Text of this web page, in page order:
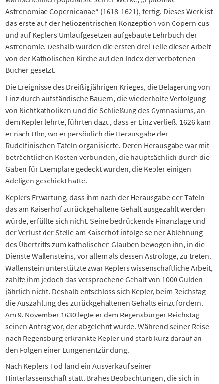
Astronomiae Copernicanae“ (1618-1621), fertig. Dieses Werk ist
das erste auf der heliozentrischen Konzeption von Copernicus
und auf Keplers Umlaufgesetzen aufgebaute Lehrbuch der
Astronomie. Deshalb wurden die ersten drei Teile dieser Arbeit
von der Katholischen Kirche auf den Index der verbotenen
Bücher gesetzt.
Die Ereignisse des Dreißigjährigen Krieges, die Belagerung von
Linz durch aufständische Bauern, die wiederholte Verfolgung
von Nichtkatholiken und die Schließung des Gymnasiums, an
dem Kepler lehrte, führten dazu, dass er Linz verließ. 1626 kam
er nach Ulm, wo er persönlich die Herausgabe der
Rudolfinischen Tafeln organisierte. Deren Herausgabe war mit
beträchtlichen Kosten verbunden, die hauptsächlich durch die
Gaben für Exemplare gedeckt wurden, die Kepler einigen
Adeligen geschickt hatte.
Keplers Erwartung, dass ihm nach der Herausgabe der Tafeln
das am Kaiserhof zurückgehaltene Gehalt ausgezahlt werden
würde, erfüllte sich nicht. Seine bedrückende Finanzlage und
der Verlust der Stelle am Kaiserhof infolge seiner Ablehnung
des Übertritts zum katholischen Glauben bewogen ihn, in die
Dienste Wallensteins, vor allem als dessen Astrologe, zu treten.
Wallenstein unterstützte zwar Keplers wissenschaftliche Arbeit,
zahlte ihm jedoch das versprochene Gehalt von 1000 Gulden
jährlich nicht. Deshalb entschloss sich Kepler, beim Reichstag
die Auszahlung des zurückgehaltenen Gehalts einzufordern.
Am 9. November 1630 legte er dem Regensburger Reichstag
seinen Antrag vor, der abgelehnt wurde. Während seiner Reise
nach Regensburg erkrankte Kepler und starb kurz darauf an
den Folgen einer Lungenentzündung.
Nach Keplers Tod fand ein Ausverkauf seiner
Hinterlassenschaft statt. Brahes Beobachtungen, die sich in